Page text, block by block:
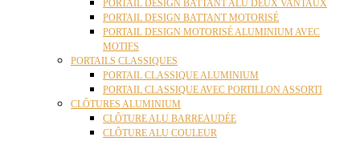
PORTAIL DESIGN BATTANT ALU DEUX VANTAUX
PORTAIL DESIGN BATTANT MOTORISÉ
PORTAIL DESIGN MOTORISÉ ALUMINIUM AVEC
MOTIFS
PORTAILS CLASSIQUES
PORTAIL CLASSIQUE ALUMINIUM
PORTAIL CLASSIQUE AVEC PORTILLON ASSORTI
CLÔTURES ALUMINIUM
CLÔTURE ALU BARREAUDÉE
CLÔTURE ALU COULEUR